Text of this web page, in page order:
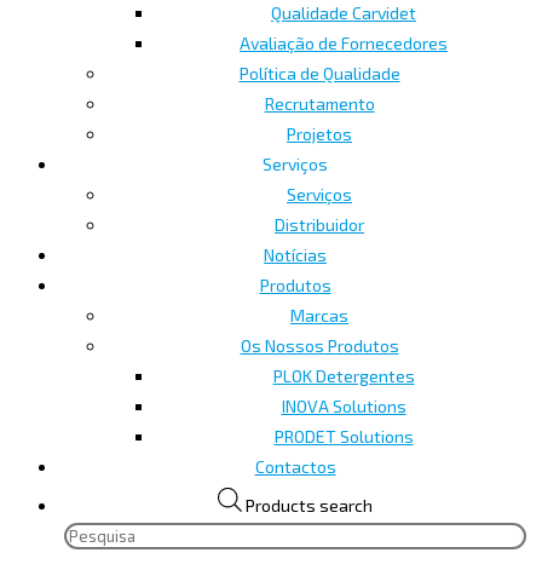
Qualidade Carvidet
Avaliação de Fornecedores
Política de Qualidade
Recrutamento
Projetos
Serviços
Serviços
Distribuidor
Notícias
Produtos
Marcas
Os Nossos Produtos
PLOK Detergentes
INOVA Solutions
PRODET Solutions
Contactos
Products search